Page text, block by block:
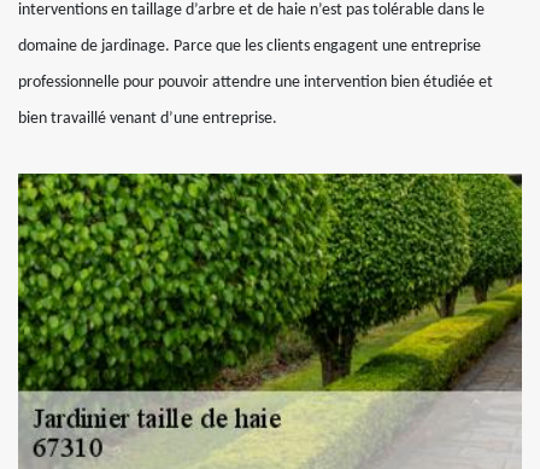
interventions en taillage d’arbre et de haie n’est pas tolérable dans le
domaine de jardinage. Parce que les clients engagent une entreprise
professionnelle pour pouvoir attendre une intervention bien étudiée et
bien travaillé venant d’une entreprise.